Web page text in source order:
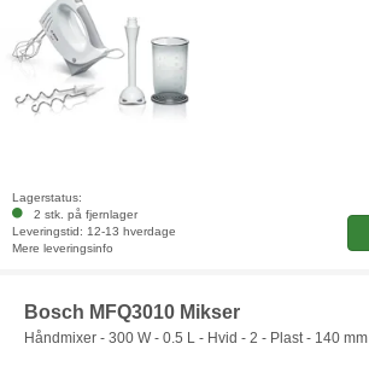
Lagerstatus:
2 stk. på fjernlager
Leveringstid: 12-13 hverdage
Mere leveringsinfo
Bosch MFQ3010 Mikser
Håndmixer - 300 W - 0.5 L - Hvid - 2 - Plast - 140 mm